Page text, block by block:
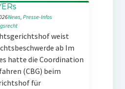
News, Presse-Infos
weist
ab Im
hatte die Coordination
(CBG) beim
für